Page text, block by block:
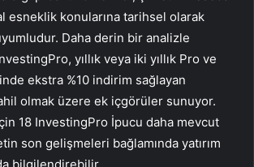
esneklik konularına tarihsel olarak
Daha derin bir analizle
yıllık veya iki yıllık Pro ve
ekstra %10 indirim sağlayan
olmak üzere ek içgörüler sunuyor.
18 InvestingPro İpucu daha mevcut
son gelişmeleri bağlamında yatırım